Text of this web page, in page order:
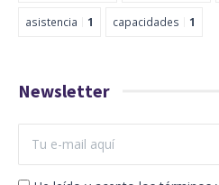
asistencia 1 capacidades 1
Newsletter